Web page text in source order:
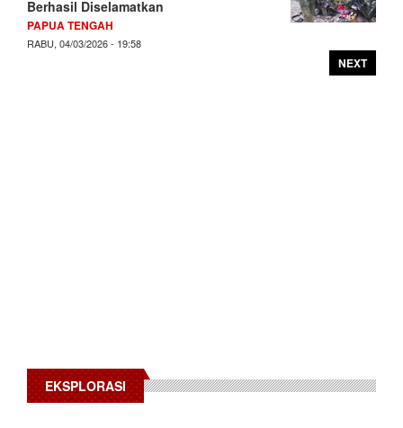
Berhasil Diselamatkan
PAPUA TENGAH
RABU, 04/03/2026 - 19:58
NEXT
EKSPLORASI